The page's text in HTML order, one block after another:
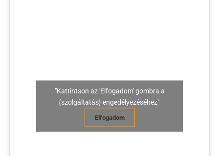
"Kattintson az 'Elfogadom' gombra a
{szolgáltatás} engedélyezéséhez"
Elfogadom